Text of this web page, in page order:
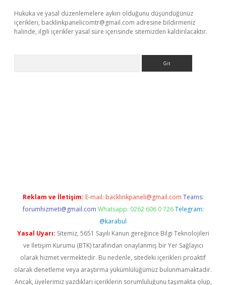
Hukuka ve yasal düzenlemelere aykırı olduğunu düşündüğünüz
içerikleri, backlinkpanelicomtr@gmail.com adresine bildirmeniz
halinde, ilgili içerikler yasal süre içerisinde sitemizden kaldırılacaktır.
Reklam ve İletişim: E-mail: backlinkpaneli@gmail.com Teams:
forumhizmeti@gmail.com Whatsapp: 0262 606 0 726 Telegram:
@karabul
Yasal Uyarı: Sitemiz, 5651 Sayılı Kanun gereğince Bilgi Teknolojileri
ve İletişim Kurumu (BTK) tarafından onaylanmış bir Yer Sağlayıcı
olarak hizmet vermektedir. Bu nedenle, sitedeki içerikleri proaktif
olarak denetleme veya araştırma yükümlülüğümüz bulunmamaktadır.
Ancak, üyelerimiz yazdıkları içeriklerin sorumluluğunu taşımakta olup,